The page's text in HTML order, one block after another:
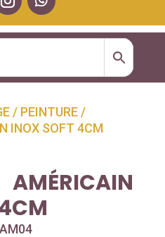
/ PEINTURE/
INOX SOFT 4CM